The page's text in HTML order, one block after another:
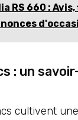
RS 660 :
: un
cultivent